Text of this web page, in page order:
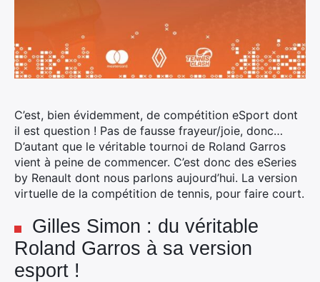
C’est, bien évidemment, de compétition eSport dont
il est question ! Pas de fausse frayeur/joie, donc…
D’autant que le véritable tournoi de Roland Garros
vient à peine de commencer. C’est donc des eSeries
by Renault dont nous parlons aujourd’hui. La version
virtuelle de la compétition de tennis, pour faire court.
Gilles Simon : du véritable
Roland Garros à sa version
esport !